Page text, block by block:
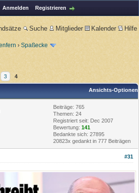
Anmelden Registrieren
Suche Mitglieder Kalender Hilfe
› Spaßecke
3 4
Ansichts-Optionen
Beiträge: 765
Themen: 24
Registriert seit: Dec 2007
Bewertung: 141
Bedankte sich: 27895
20823x gedankt in 777 Beiträgen
#31